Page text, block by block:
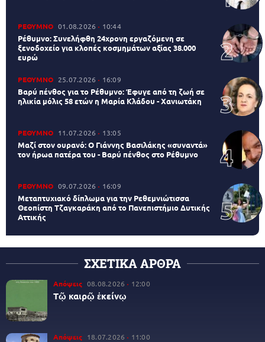
ΡΕΘΥΜΝΟ 01.08.2026 10:44
Ρέθυμνο: Συνελήφθη 24χρονη εργαζόμενη σε
ξενοδοχείο για κλοπές κοσμημάτων αξίας 38.000
ευρώ
ΡΕΘΥΜΝΟ 25.07.2026 16:09
Βαρύ πένθος για το Ρέθυμνο: Έφυγε από τη ζωή σε
ηλικία μόλις 58 ετών η Μαρία Κλάδου - Χανιωτάκη
ΡΕΘΥΜΝΟ 11.07.2026 13:05
Μαζί στον ουρανό: Ο Γιάννης Βασιλάκης «συναντά»
τον ήρωα πατέρα του - Βαρύ πένθος στο Ρέθυμνο
ΡΕΘΥΜΝΟ 09.07.2026 16:09
Μεταπτυχιακό δίπλωμα για την Ρεθεμνιώτισσα
Θεοπίστη Τζαγκαράκη από το Πανεπιστήμιο Δυτικής
Αττικής
ΣΧΕΤΙΚΑ ΑΡΘΡΑ
Απόψεις 08.08.2026 12:00
Τῷ καιρῷ ἐκείνῳ
Απόψεις 18.07.2026 11:00